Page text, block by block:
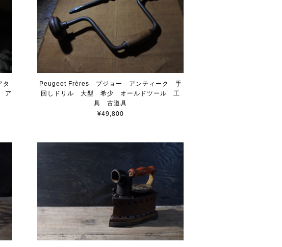
タ
ア
Peugeot Frères プジョー アンティーク 手
回しドリル 大型 希少 オールドツール 工
具 古道具
¥49,800